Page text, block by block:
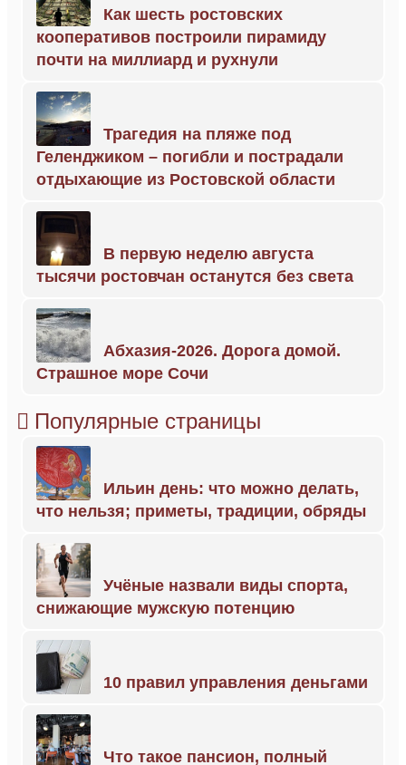
Как шесть ростовских
кооперативов построили пирамиду
почти на миллиард и рухнули
Трагедия на пляже под
Геленджиком – погибли и пострадали
отдыхающие из Ростовской области
В первую неделю августа
тысячи ростовчан останутся без света
Абхазия-2026. Дорога домой.
Страшное море Сочи
Популярные страницы
Ильин день: что можно делать,
что нельзя; приметы, традиции, обряды
Учёные назвали виды спорта,
снижающие мужскую потенцию
10 правил управления деньгами
Что такое пансион, полный